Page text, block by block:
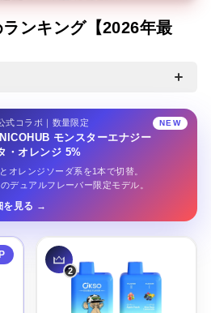
よくあるご質問
ニコパフコラム
マイページ
ログイン / 新規会員登録
ンキング【2026年最
。OKSO・FIZZYなど人気ブランド
フ数・価格を比べながらあなたにぴ
さい。ランキングは実際の購入デ
更新しています。※ニコチン入りニ
象とした個人輸入サポートサービス
NEW
式コラボ｜数量限定
モンスターエナジー
・オレンジ 5%
オレンジソーダ系を1本で切替。
デュアルフレーバー限定モデル。
を見る